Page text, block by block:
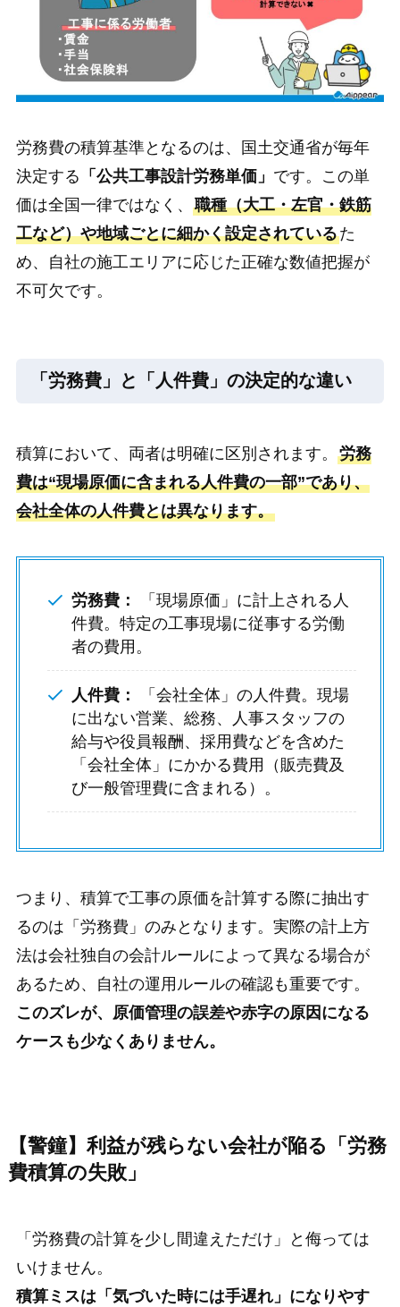
労務費の積算基準となるのは、国土交通省が毎年
決定する 「公共工事設計労務単価」 です。この単
価は全国一律ではなく、 職種（大工・左官・鉄筋
工など）や地域ごとに細かく設定されているた
め、自社の施工エリアに応じた正確な数値把握が
不可欠です。
「労務費」と「人件費」の決定的な違い
積算において、両者は明確に区別されます。 労務
費は“現場原価に含まれる人件費の一部”であり、
会社全体の人件費とは異なります。
労務費：
「現場原価」に計上される人
件費。特定の工事現場に従事する労働
者の費用。
人件費：
「会社全体」の人件費。現場
に出ない営業、総務、人事スタッフの
給与や役員報酬、採用費などを含めた
「会社全体」にかかる費用（販売費及
び一般管理費に含まれる）。
つまり、積算で工事の原価を計算する際に抽出す
るのは「労務費」のみとなります。実際の計上方
法は会社独自の会計ルールによって異なる場合が
あるため、自社の運用ルールの確認も重要です。
このズレが、原価管理の誤差や赤字の原因になる
ケースも少なくありません。
【警鐘】利益が残らない会社が陥る「労務
費積算の失敗」
「労務費の計算を少し間違えただけ」と侮っては
いけません。
積算ミスは「気づいた時には手遅れ」になりやす